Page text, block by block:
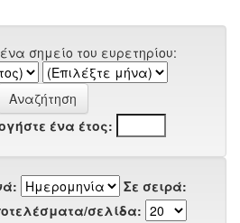
σημείο του ευρετηρίου:
ένα έτος:
Σε σειρά:
σελίδα: